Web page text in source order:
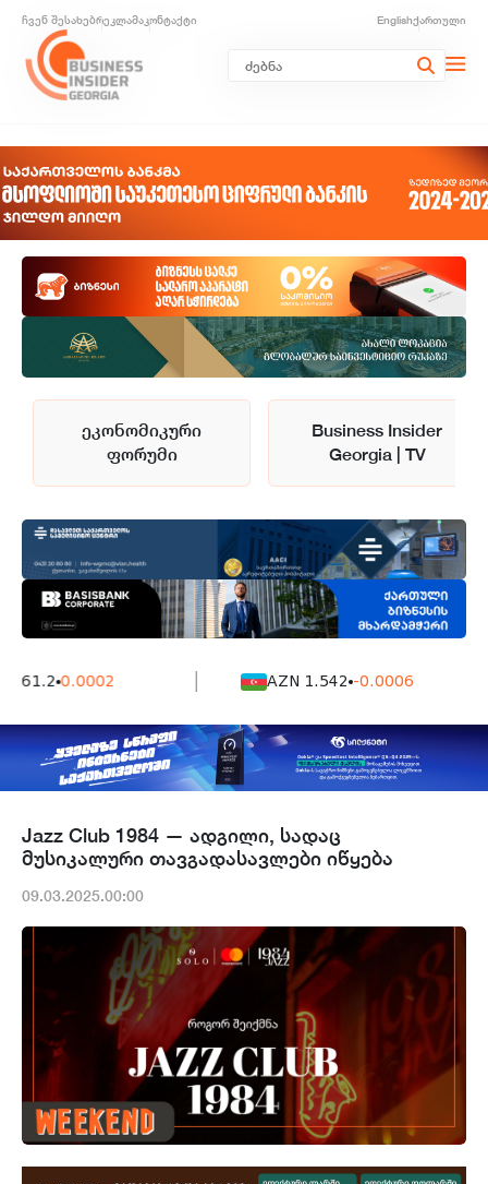
ჩვენ შესახებრეკლამაკონტაქტი Englishქართული
ეკონომიკური
ფორუმი
Business Insider
Georgia | TV
0.0002 AZN 1.542 -0.0006
Jazz Club 1984 — ადგილი, სადაც
მუსიკალური თავგადასავლები იწყება
09.03.2025.00:00